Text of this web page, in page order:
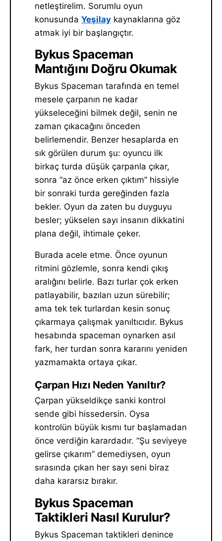
netleştirelim. Sorumlu oyun
konusunda Yeşilaykaynaklarına göz
atmak iyi bir başlangıçtır.
Bykus Spaceman
Mantığını Doğru Okumak
Bykus Spaceman tarafında en temel
mesele çarpanın ne kadar
yükseleceğini bilmek değil, senin ne
zaman çıkacağını önceden
belirlemendir. Benzer hesaplarda en
sık görülen durum şu: oyuncu ilk
birkaç turda düşük çarpanla çıkar,
sonra “az önce erken çıktım” hissiyle
bir sonraki turda gereğinden fazla
bekler. Oyun da zaten bu duyguyu
besler; yükselen sayı insanın dikkatini
plana değil, ihtimale çeker.
Burada acele etme. Önce oyunun
ritmini gözlemle, sonra kendi çıkış
aralığını belirle. Bazı turlar çok erken
patlayabilir, bazıları uzun sürebilir;
ama tek tek turlardan kesin sonuç
çıkarmaya çalışmak yanıltıcıdır. Bykus
hesabında spaceman oynarken asıl
fark, her turdan sonra kararını yeniden
yazmamakta ortaya çıkar.
Çarpan Hızı Neden Yanıltır?
Çarpan yükseldikçe sanki kontrol
sende gibi hissedersin. Oysa
kontrolün büyük kısmı tur başlamadan
önce verdiğin karardadır. “Şu seviyeye
gelirse çıkarım” demediysen, oyun
sırasında çıkan her sayı seni biraz
daha kararsız bırakır.
Bykus Spaceman
Taktikleri Nasıl Kurulur?
Bykus Spaceman taktikleri denince